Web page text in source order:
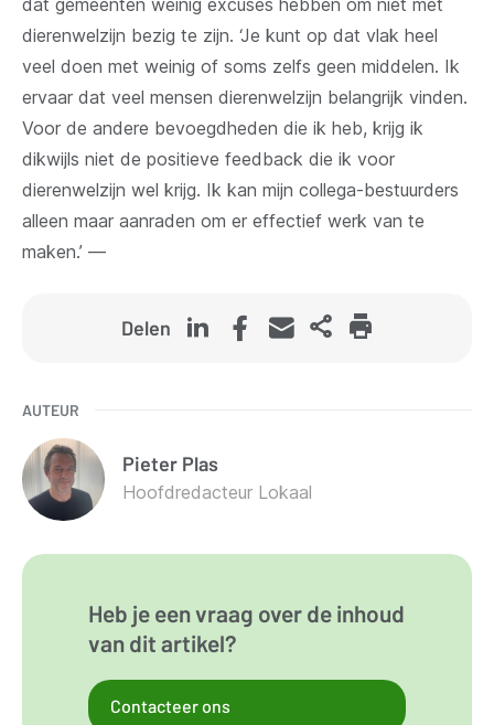
dierenwelzijn bezig te zijn. ‘Je kunt op dat vlak heel
veel doen met weinig of soms zelfs geen middelen. Ik
ervaar dat veel mensen dierenwelzijn belangrijk vinden.
Voor de andere bevoegdheden die ik heb, krijg ik
dikwijls niet de positieve feedback die ik voor
dierenwelzijn wel krijg. Ik kan mijn collega-bestuurders
alleen maar aanraden om er effectief werk van te
maken.’ —
Delen
AUTEUR
Pieter Plas
Hoofdredacteur Lokaal
Heb je een vraag over de inhoud
van dit artikel?
Contacteer ons